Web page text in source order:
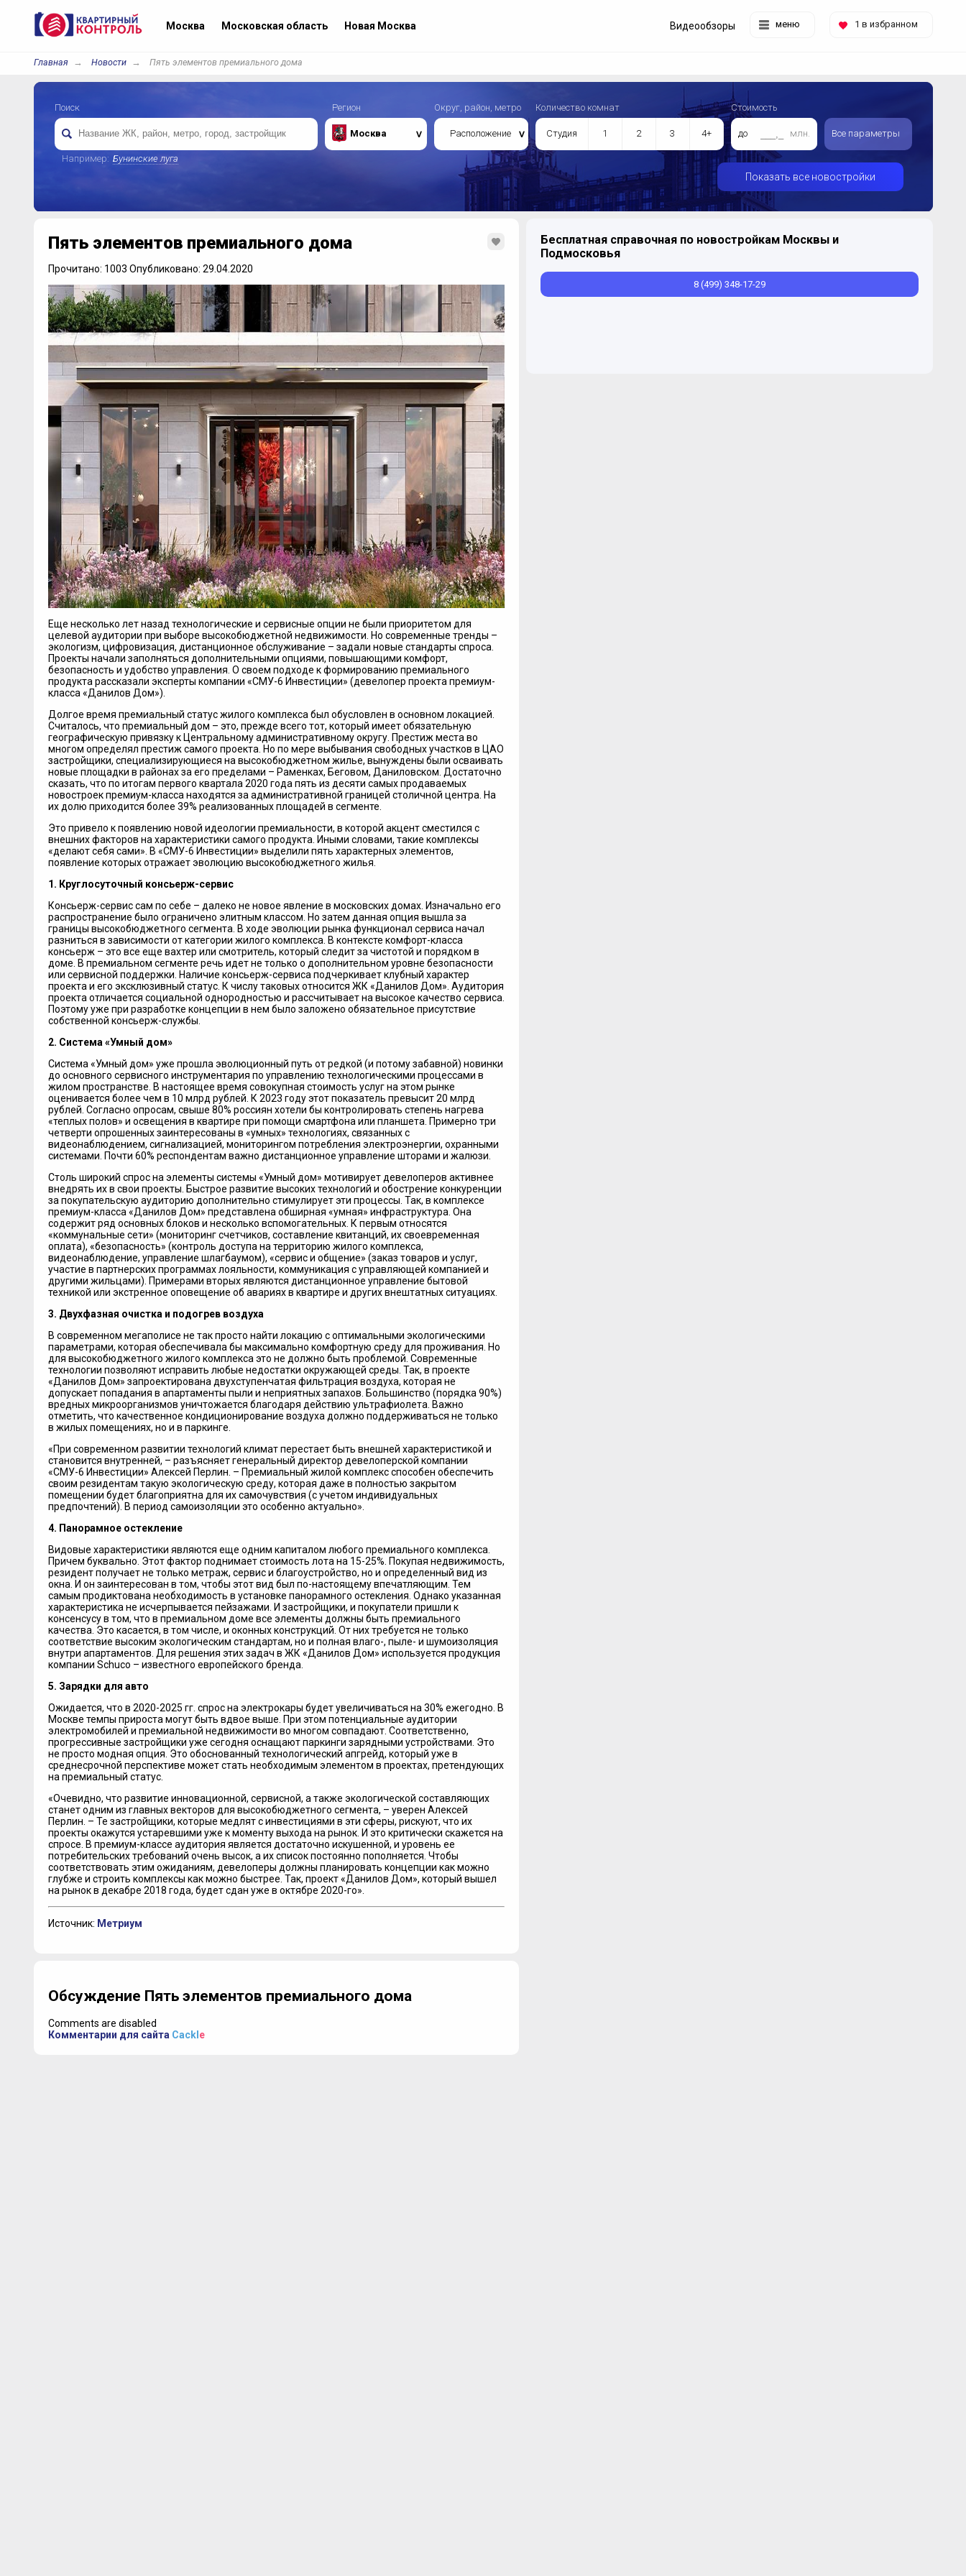
Москва Московская область Новая Москва меню 1 в избранном
Видеообзоры
Главная Новости Пять элементов премиального дома
Поиск
Например: Бунинские луга
Регион
Москва
Округ, район, метро
Расположение
Количество комнат
Студия 1 2 3 4+
Стоимость
до млн. Все параметры
Показать все новостройки
Пять элементов премиального дома
Прочитано: 1003 Опубликовано: 29.04.2020
Еще несколько лет назад технологические и сервисные опции не были приоритетом для
целевой аудитории при выборе высокобюджетной недвижимости. Но современные тренды –
экологизм, цифровизация, дистанционное обслуживание – задали новые стандарты спроса.
Проекты начали заполняться дополнительными опциями, повышающими комфорт,
безопасность и удобство управления. О своем подходе к формированию премиального
продукта рассказали эксперты компании «СМУ-6 Инвестиции» (девелопер проекта премиум-
класса «Данилов Дом»).
Долгое время премиальный статус жилого комплекса был обусловлен в основном локацией.
Считалось, что премиальный дом – это, прежде всего тот, который имеет обязательную
географическую привязку к Центральному административному округу. Престиж места во
многом определял престиж самого проекта. Но по мере выбывания свободных участков в ЦАО
застройщики, специализирующиеся на высокобюджетном жилье, вынуждены были осваивать
новые площадки в районах за его пределами – Раменках, Беговом, Даниловском. Достаточно
сказать, что по итогам первого квартала 2020 года пять из десяти самых продаваемых
новостроек премиум-класса находятся за административной границей столичной центра. На
их долю приходится более 39% реализованных площадей в сегменте.
Это привело к появлению новой идеологии премиальности, в которой акцент сместился с
внешних факторов на характеристики самого продукта. Иными словами, такие комплексы
«делают себя сами». В «СМУ-6 Инвестиции» выделили пять характерных элементов,
появление которых отражает эволюцию высокобюджетного жилья.
1. Круглосуточный консьерж-сервис
Консьерж-сервис сам по себе – далеко не новое явление в московских домах. Изначально его
распространение было ограничено элитным классом. Но затем данная опция вышла за
границы высокобюджетного сегмента. В ходе эволюции рынка функционал сервиса начал
разниться в зависимости от категории жилого комплекса. В контексте комфорт-класса
консьерж – это все еще вахтер или смотритель, который следит за чистотой и порядком в
доме. В премиальном сегменте речь идет не только о дополнительном уровне безопасности
или сервисной поддержки. Наличие консьерж-сервиса подчеркивает клубный характер
проекта и его эксклюзивный статус. К числу таковых относится ЖК «Данилов Дом». Аудитория
проекта отличается социальной однородностью и рассчитывает на высокое качество сервиса.
Поэтому уже при разработке концепции в нем было заложено обязательное присутствие
собственной консьерж-службы.
2. Система «Умный дом»
Система «Умный дом» уже прошла эволюционный путь от редкой (и потому забавной) новинки
до основного сервисного инструментария по управлению технологическими процессами в
жилом пространстве. В настоящее время совокупная стоимость услуг на этом рынке
оценивается более чем в 10 млрд рублей. К 2023 году этот показатель превысит 20 млрд
рублей. Согласно опросам, свыше 80% россиян хотели бы контролировать степень нагрева
«теплых полов» и освещения в квартире при помощи смартфона или планшета. Примерно три
четверти опрошенных заинтересованы в «умных» технологиях, связанных с
видеонаблюдением, сигнализацией, мониторингом потребления электроэнергии, охранными
системами. Почти 60% респондентам важно дистанционное управление шторами и жалюзи.
Столь широкий спрос на элементы системы «Умный дом» мотивирует девелоперов активнее
внедрять их в свои проекты. Быстрое развитие высоких технологий и обострение конкуренции
за покупательскую аудиторию дополнительно стимулирует эти процессы. Так, в комплексе
премиум-класса «Данилов Дом» представлена обширная «умная» инфраструктура. Она
содержит ряд основных блоков и несколько вспомогательных. К первым относятся
«коммунальные сети» (мониторинг счетчиков, составление квитанций, их своевременная
оплата), «безопасность» (контроль доступа на территорию жилого комплекса,
видеонаблюдение, управление шлагбаумом), «сервис и общение» (заказ товаров и услуг,
участие в партнерских программах лояльности, коммуникация с управляющей компанией и
другими жильцами). Примерами вторых являются дистанционное управление бытовой
техникой или экстренное оповещение об авариях в квартире и других внештатных ситуациях.
3. Двухфазная очистка и подогрев воздуха
В современном мегаполисе не так просто найти локацию с оптимальными экологическими
параметрами, которая обеспечивала бы максимально комфортную среду для проживания. Но
для высокобюджетного жилого комплекса это не должно быть проблемой. Современные
технологии позволяют исправить любые недостатки окружающей среды. Так, в проекте
«Данилов Дом» запроектирована двухступенчатая фильтрация воздуха, которая не
допускает попадания в апартаменты пыли и неприятных запахов. Большинство (порядка 90%)
вредных микроорганизмов уничтожается благодаря действию ультрафиолета. Важно
отметить, что качественное кондиционирование воздуха должно поддерживаться не только
в жилых помещениях, но и в паркинге.
«При современном развитии технологий климат перестает быть внешней характеристикой и
становится внутренней, – разъясняет генеральный директор девелоперской компании
«СМУ-6 Инвестиции» Алексей Перлин. – Премиальный жилой комплекс способен обеспечить
своим резидентам такую экологическую среду, которая даже в полностью закрытом
помещении будет благоприятна для их самочувствия (с учетом индивидуальных
предпочтений). В период самоизоляции это особенно актуально».
4. Панорамное остекление
Видовые характеристики являются еще одним капиталом любого премиального комплекса.
Причем буквально. Этот фактор поднимает стоимость лота на 15-25%. Покупая недвижимость,
резидент получает не только метраж, сервис и благоустройство, но и определенный вид из
окна. И он заинтересован в том, чтобы этот вид был по-настоящему впечатляющим. Тем
самым продиктована необходимость в установке панорамного остекления. Однако указанная
характеристика не исчерпывается пейзажами. И застройщики, и покупатели пришли к
консенсусу в том, что в премиальном доме все элементы должны быть премиального
качества. Это касается, в том числе, и оконных конструкций. От них требуется не только
соответствие высоким экологическим стандартам, но и полная влаго-, пыле- и шумоизоляция
внутри апартаментов. Для решения этих задач в ЖК «Данилов Дом» используется продукция
компании Schuco – известного европейского бренда.
5. Зарядки для авто
Ожидается, что в 2020-2025 гг. спрос на электрокары будет увеличиваться на 30% ежегодно. В
Москве темпы прироста могут быть вдвое выше. При этом потенциальные аудитории
электромобилей и премиальной недвижимости во многом совпадают. Соответственно,
прогрессивные застройщики уже сегодня оснащают паркинги зарядными устройствами. Это
не просто модная опция. Это обоснованный технологический апгрейд, который уже в
среднесрочной перспективе может стать необходимым элементом в проектах, претендующих
на премиальный статус.
«Очевидно, что развитие инновационной, сервисной, а также экологической составляющих
станет одним из главных векторов для высокобюджетного сегмента, – уверен Алексей
Перлин. – Те застройщики, которые медлят с инвестициями в эти сферы, рискуют, что их
проекты окажутся устаревшими уже к моменту выхода на рынок. И это критически скажется на
спросе. В премиум-классе аудитория является достаточно искушенной, и уровень ее
потребительских требований очень высок, а их список постоянно пополняется. Чтобы
соответствовать этим ожиданиям, девелоперы должны планировать концепции как можно
глубже и строить комплексы как можно быстрее. Так, проект «Данилов Дом», который вышел
на рынок в декабре 2018 года, будет сдан уже в октябре 2020-го».
Источник: Метриум
Обсуждение Пять элементов премиального дома
Comments are disabled
Комментарии для сайта Cackl e
Бесплатная справочная по новостройкам Москвы и
Подмосковья
8 (499) 348-17-29